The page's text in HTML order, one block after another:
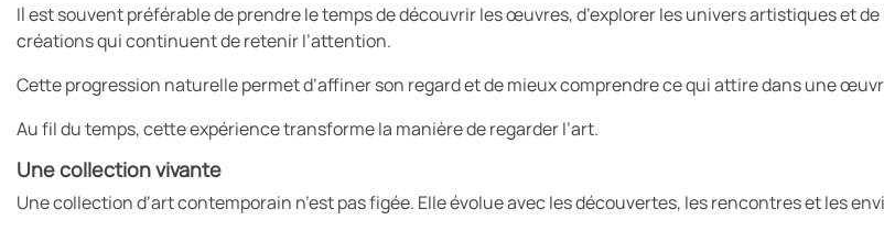
Il est souvent préférable de prendre le temps de découvrir les œuvres, d’explorer les univers artistiques et
créations qui continuent de retenir l’attention.
Cette progression naturelle permet d’affiner son regard et de mieux comprendre ce qui attire dans une
Au fil du temps, cette expérience transforme la manière de regarder l’art.
Une collection vivante
Une collection d’art contemporain n’est pas figée. Elle évolue avec les découvertes, les rencontres et les